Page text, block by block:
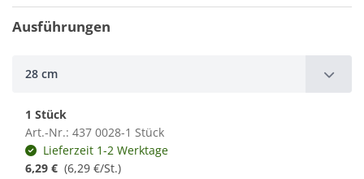
Ausführungen
28 cm
1 Stück
Art.-Nr.: 437 0028-1 Stück
Lieferzeit 1-2 Werktage
6,29 € (6,29 €/St.)